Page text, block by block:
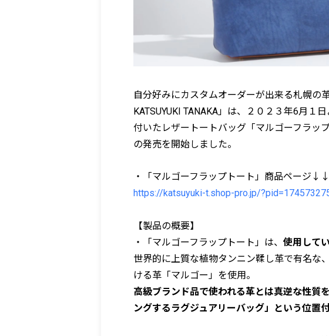
自分好みにカスタムオーダーが出来る札幌の
KATSUYUKI TANAKA」は、２０２３年6月１
付いたレザートートバッグ「マルゴーフラッ
の発売を開始しました。
・「マルゴーフラップトート」商品ページ↓↓
https://katsuyuki-t.shop-pro.jp/
【製品の概要】
・「マルゴーフラップトート」は、 使用して
世界的に上質な植物タンニン鞣し革で有名な
ける革「マルゴー」を使用。
高級ブランド品で使われる革とは真逆な性質
ングするラグジュアリーバッグ」という位置